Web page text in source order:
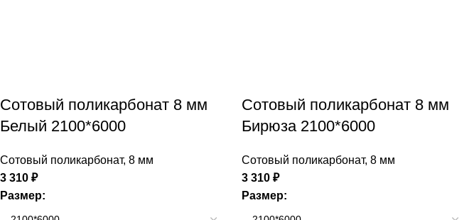
Сотовый поликарбонат 8 мм
Белый 2100*6000
Сотовый поликарбонат, 8 мм
3 310 ₽
Размер:
Сотовый поликарбонат 8 мм
Бирюза 2100*6000
Сотовый поликарбонат, 8 мм
3 310 ₽
Размер: